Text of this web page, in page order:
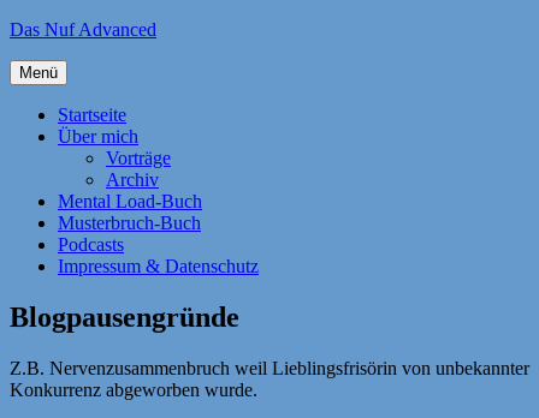
Zum
springen
Das Nuf Advanced
Menü
Startseite
Über mich
Vorträge
Archiv
Mental Load-Buch
Musterbruch-Buch
Podcasts
Impressum & Datenschutz
Blogpausengründe
Z.B. Nervenzusammenbruch weil Lieblingsfrisörin von unbekannter
Konkurrenz abgeworben wurde.